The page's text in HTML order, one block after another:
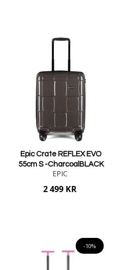
Epic Crate REFLEX EVO
55cm S -CharcoalBLACK
EPIC
2 499 KR
-10%